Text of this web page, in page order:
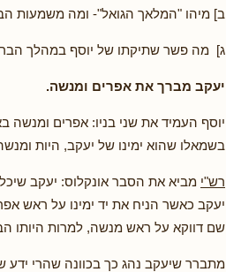
ב] מיהו "המלאך הגואל"- ומה משמעות
ג] מה פשר שתיקתו של יוסף במהלך
יעקב מברך את אפרים ומנשה.
יוסף העמיד את שני בניו: אפרים
בשמאלו שהוא ימינו של יעקב, היות
רש"י מביא את הסבר אונקלוס: יעקב
יעקב כאשר הניח את יד ימינו על ראש
שם דווקא על ראש מנשה, למרות היותו
מתברר שיעקב נהג כך בכוונה שהרי ידע